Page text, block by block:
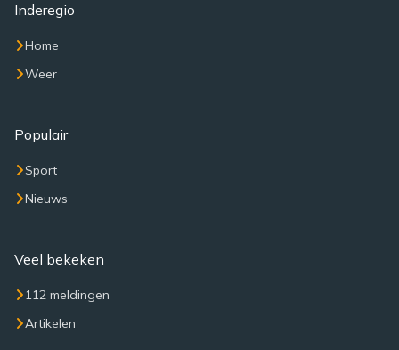
Inderegio
Home
Weer
Populair
Sport
Nieuws
Veel bekeken
112 meldingen
Artikelen